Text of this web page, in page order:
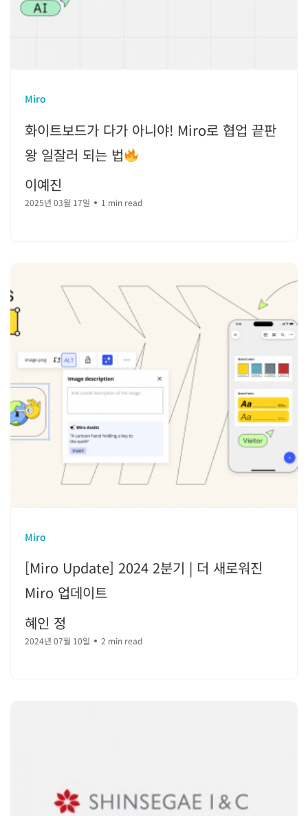
Miro
화이트보드가 다가 아니야! Miro로 협업 끝판
왕 일잘러 되는 법
이예진
2025년 03월 17일 1 min read
Miro
[Miro Update] 2024 2분기 | 더 새로워진
Miro 업데이트
혜인 정
2024년 07월 10일 2 min read